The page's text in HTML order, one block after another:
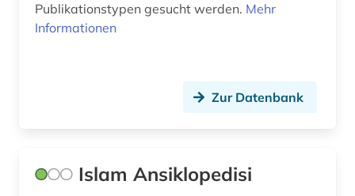
zeitschrift (2)
Publikationstypen gesucht werden. Mehr
Informationen
Zur Datenbank
Islam Ansiklopedisi